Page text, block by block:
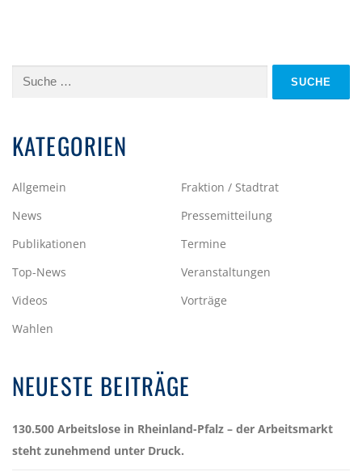
Suche
KATEGORIEN
Allgemein
Fraktion / Stadtrat
News
Pressemitteilung
Publikationen
Termine
Top-News
Veranstaltungen
Videos
Vorträge
Wahlen
NEUESTE BEITRÄGE
130.500 Arbeitslose in Rheinland-Pfalz – der Arbeitsmarkt
steht zunehmend unter Druck.